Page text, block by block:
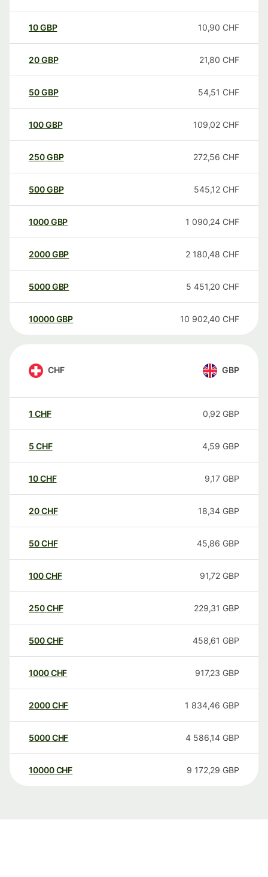
10GBP 10,90 CHF
20GBP 21,80 CHF
50GBP 54,51 CHF
100GBP 109,02 CHF
250GBP 272,56 CHF
500GBP 545,12 CHF
1000GBP 1 090,24 CHF
2000GBP 2 180,48 CHF
5000GBP 5 451,20 CHF
10000 GBP 10 902,40 CHF
CHF GBP
1 CHF 0,92 GBP
5 CHF 4,59 GBP
10CHF 9,17 GBP
20CHF 18,34 GBP
50CHF 45,86 GBP
100CHF 91,72 GBP
250CHF 229,31 GBP
500CHF 458,61 GBP
1000CHF 917,23 GBP
2000CHF 1 834,46 GBP
5000CHF 4 586,14 GBP
10000 CHF 9 172,29 GBP